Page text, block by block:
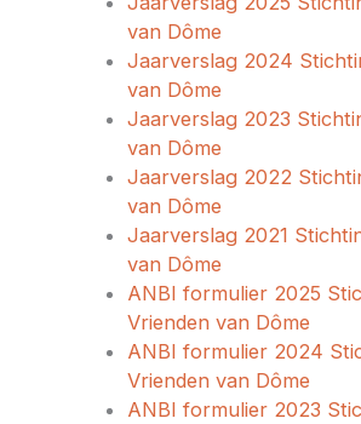
van Dôme
Jaarverslag 2024
van Dôme
Jaarverslag 2023
van Dôme
Jaarverslag 2022
van Dôme
Jaarverslag 2021
van Dôme
ANBI formulier 2025
Vrienden van Dôme
ANBI formulier 2024
Vrienden van Dôme
ANBI formulier 2023